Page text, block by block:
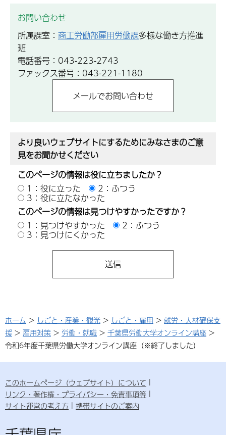
お問い合わせ
所属課室： 商工労働部雇用労働課多様な働き方推進
班
電話番号：043-223-2743
ファックス番号：043-221-1180
より良いウェブサイトにするためにみなさまのご意
見をお聞かせください
このページの情報は役に立ちましたか？
1：役に立った
2：ふつう
3：役に立たなかった
このページの情報は見つけやすかったですか？
1：見つけやすかった
2：ふつう
3：見つけにくかった
ホーム > しごと・産業・観光 > しごと・雇用 > 就労・人材確保支
援 > 雇用対策 > 労働・就職 > 千葉県労働大学オンライン講座 >
令和6年度千葉県労働大学オンライン講座（※終了しました）
このホームページ（ウェブサイト）について
リンク・著作権・プライバシー・免責事項等
サイト運営の考え方
携帯サイトのご案内